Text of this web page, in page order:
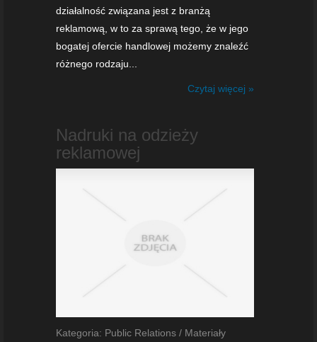
działalność związana jest z branżą
reklamową, w to za sprawą tego, że w jego
bogatej ofercie handlowej możemy znaleźć
różnego rodzaju...
Czytaj więcej »
Nadruki na odzieży
reklamowej
Kategoria: Public Relations / Materiały